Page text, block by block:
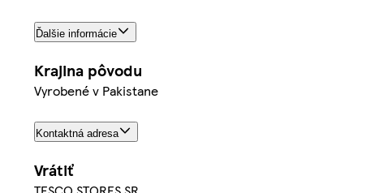
Ďalšie informácie
Krajina pôvodu
Vyrobené v Pakistane
Kontaktná adresa
Vrátiť